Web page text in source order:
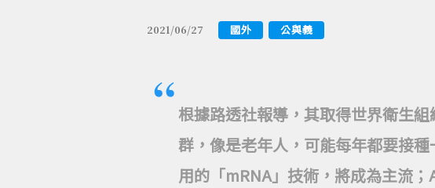
2021/06/27 國外 公與義
根據路透社報導，其取得世界衛生
群，像是老年人，可能每年都要接
用的「mRNA」技術，將成為主流